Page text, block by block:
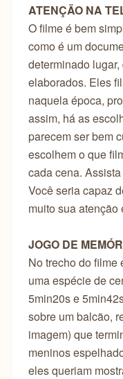
ATENÇÃO NA
O filme é bem
como é um
determinado
elaborados. Eles
naquela época,
assim, há as
parecem ser bem
escolhem o que
cada cena.
Você seria capaz
muito sua atenção
JOGO DE
No trecho do filme
uma espécie de
5min20s e
sobre um balcão,
imagem) que
meninos
eles queriam